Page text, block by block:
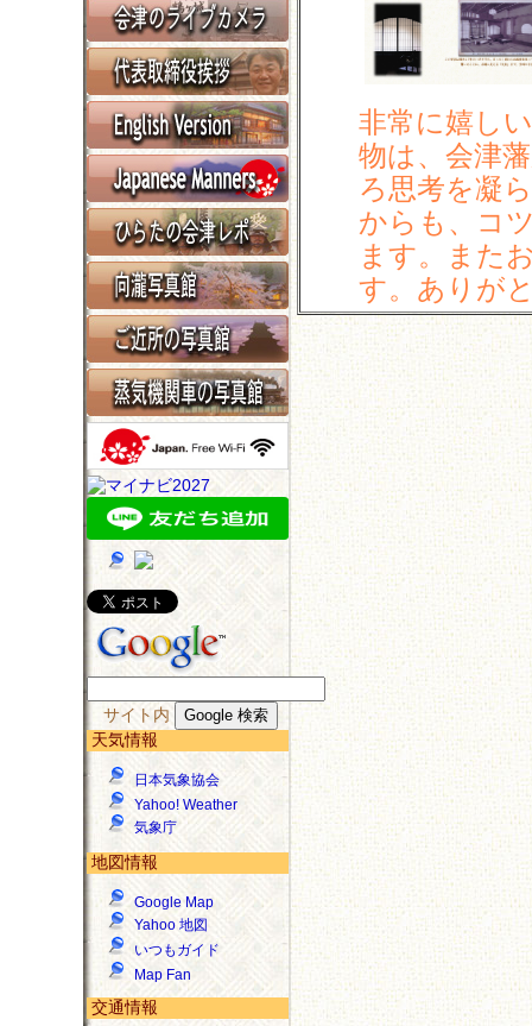
サイト内
天気情報
日本気象協会
Yahoo! Weather
気象庁
地図情報
Google Map
Yahoo 地図
いつもガイド
Map Fan
交通情報
非常に嬉し
物は、会津
ろ思考を凝
からも、コ
ます。また
す。ありが